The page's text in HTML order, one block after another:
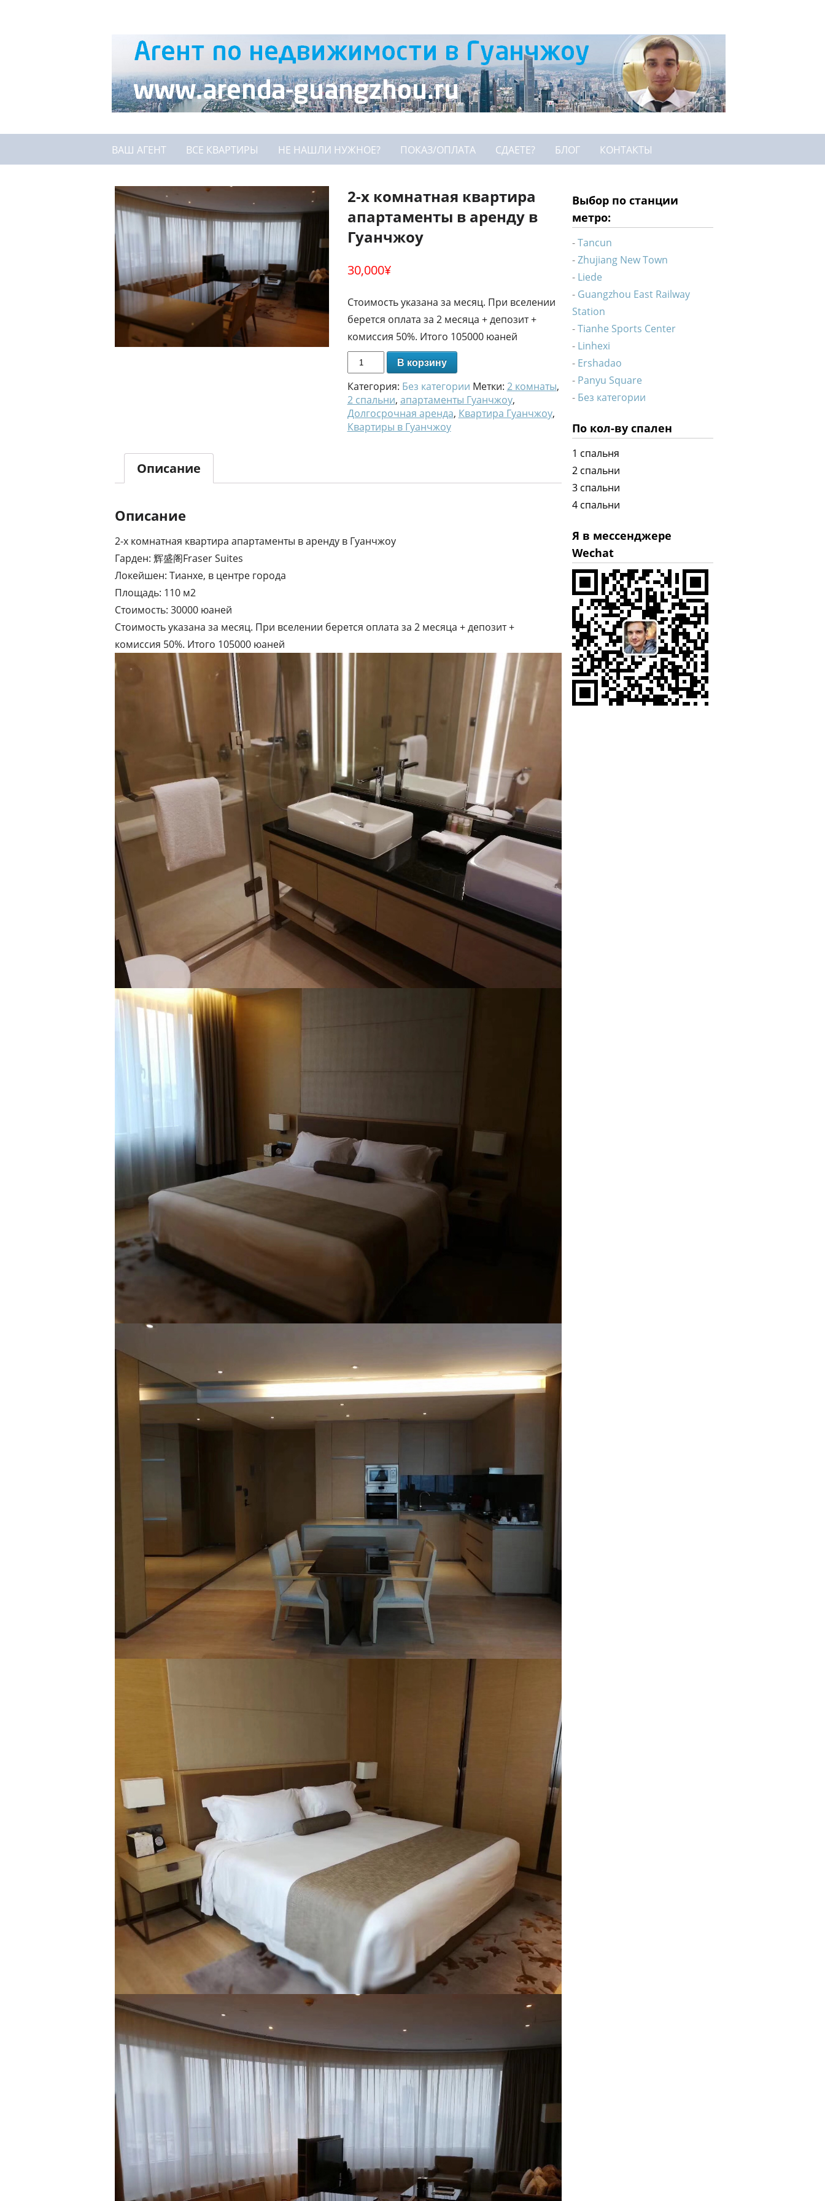
ВАШ АГЕНТ ВСЕ КВАРТИРЫ НЕ НАШЛИ НУЖНОЕ? ПОКАЗ/ОПЛАТА СДАЕТЕ? БЛОГ КОНТАКТЫ
2-х комнатная квартира
апартаменты в аренду в
Гуанчжоу
30,000¥
Стоимость указана за месяц. При вселении
берется оплата за 2 месяца + депозит +
комиссия 50%. Итого 105000 юаней
В корзину
Категория: Без категории Метки: 2 комнаты,
2 спальни, апартаменты Гуанчжоу,
Долгосрочная аренда, Квартира Гуанчжоу,
Квартиры в Гуанчжоу
Описание
Описание
2-х комнатная квартира апартаменты в аренду в Гуанчжоу
Гарден: 辉盛阁Fraser Suites
Локейшен: Тианхе, в центре города
Площадь: 110 м2
Стоимость: 30000 юаней
Стоимость указана за месяц. При вселении берется оплата за 2 месяца + депозит +
комиссия 50%. Итого 105000 юаней
Выбор по станции
метро:
Tancun
Zhujiang New Town
Liede
Guangzhou East Railway
Station
Tianhe Sports Center
Linhexi
Ershadao
Panyu Square
Без категории
По кол-ву спален
1 спальня
2 спальни
3 спальни
4 спальни
Я в мессенджере
Wechat